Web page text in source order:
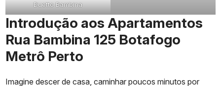
Duetto Bambina
Introdução aos Apartamentos
Rua Bambina 125 Botafogo
Metrô Perto
Imagine descer de casa, caminhar poucos minutos por